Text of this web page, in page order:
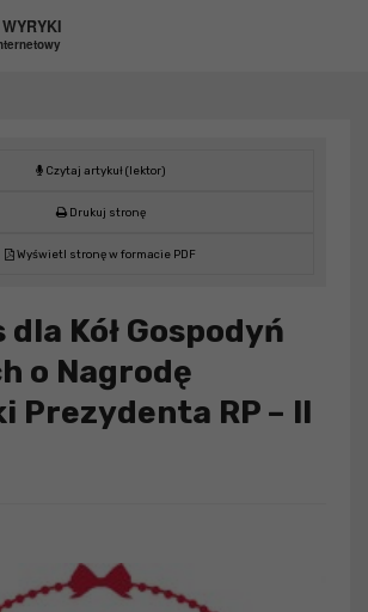
WYRYKI
Czytaj artykuł (lektor)
Drukuj stronę
Wyświetl stronę w formacie PDF
Kół Gospodyń
o Nagrodę
Prezydenta RP – II